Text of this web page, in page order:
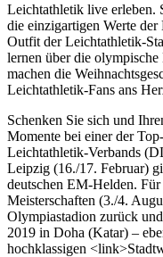
Leichtathletik live erleben.
die einzigartigen Werte
Outfit der Leichtathletik-
lernen über die
machen die
Leichtathletik-Fans ans
Schenken Sie sich und
Momente bei einer der
Leichtathletik-Verbands
Leipzig (16./17. Februar)
deutschen EM-Helden.
Meisterschaften (3./4.
Olympiastadion zurück
2019 in Doha (Katar) –
hochklassigen